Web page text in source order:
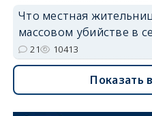
Что местная
массовом убийстве в
21 10413
Показать